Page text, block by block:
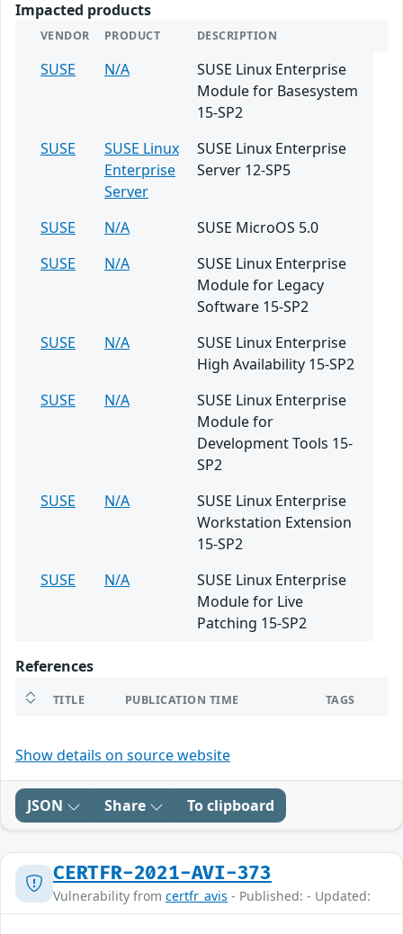
Impacted products
VENDOR PRODUCT DESCRIPTION
SUSE N/A
SUSE Linux Enterprise
Module for Basesystem
15-SP2
SUSE
SUSE Linux
Enterprise
Server
SUSE Linux Enterprise
Server 12-SP5
SUSE N/A
SUSE MicroOS 5.0
SUSE
N/A
SUSE Linux Enterprise
Module for Legacy
Software 15-SP2
SUSE
N/A
SUSE Linux Enterprise
High Availability 15-SP2
SUSE
N/A
SUSE Linux Enterprise
Module for
Development Tools 15-
SP2
SUSE
N/A
SUSE Linux Enterprise
Workstation Extension
15-SP2
SUSE
N/A
SUSE Linux Enterprise
Module for Live
Patching 15-SP2
References
TITLE PUBLICATION TIME TAGS
Show details on source website
JSON Share To clipboard
CERTFR-2021-AVI-373
Vulnerability from certfr_avis - Published: - Updated: